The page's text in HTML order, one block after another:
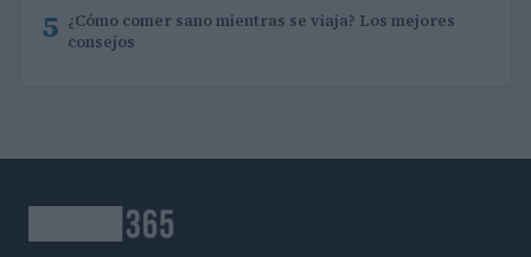
5 ¿Cómo comer sano mientras se viaja? Los mejores
consejos